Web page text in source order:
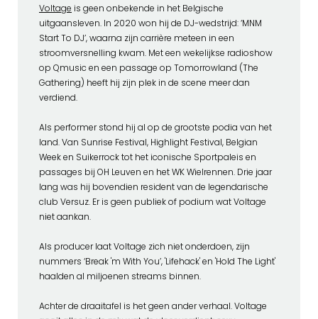
Voltage is geen onbekende in het Belgische
uitgaansleven. In 2020 won hij de DJ-wedstrijd: ‘MNM
Start To DJ’, waarna zijn carrière meteen in een
stroomversnelling kwam. Met een wekelijkse radioshow
op Qmusic en een passage op Tomorrowland (The
Gathering) heeft hij zijn plek in de scene meer dan
verdiend.
Als performer stond hij al op de grootste podia van het
land. Van Sunrise Festival, Highlight Festival, Belgian
Week en Suikerrock tot het iconische Sportpaleis en
passages bij OH Leuven en het WK Wielrennen. Drie jaar
lang was hij bovendien resident van de legendarische
club Versuz. Er is geen publiek of podium wat Voltage
niet aankan.
Als producer laat Voltage zich niet onderdoen, zijn
nummers ‘Break 'm With You’, 'Lifehack' en 'Hold The Light'
haalden al miljoenen streams binnen.
Achter de draaitafel is het geen ander verhaal. Voltage